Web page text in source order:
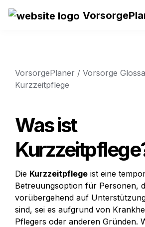
VorsorgePlaner / Vorsorge
Kurzzeitpflege
Was ist
Die Kurzzeitpflege ist eine
Betreuungsoption für Personen,
vorübergehend auf
sind, sei es aufgrund von
Pflegers oder anderen Gründen.